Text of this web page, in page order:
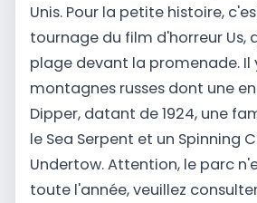
Unis. Pour la petite histoire,
tournage du film d'horreur Us,
plage devant la promenade. Il
montagnes russes dont une
Dipper, datant de 1924, une
le Sea Serpent et un Spinning
Undertow. Attention, le parc
toute l'année, veuillez